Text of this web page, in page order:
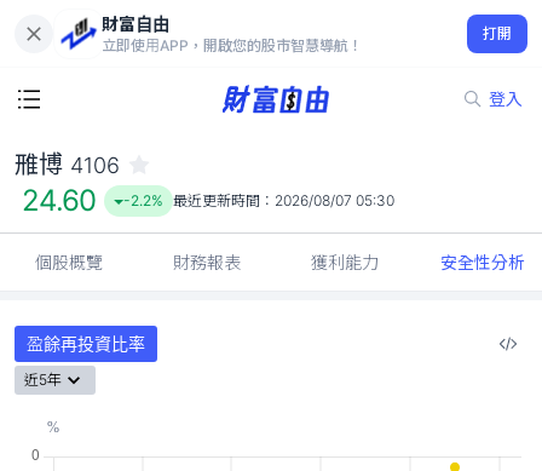
財富自由
立即使用APP，開啟您的股市智慧導航！
打開
登入
24.60
-2.2%
雃博 4106
24.60 -2.2% 最近更新時間： 2026/08/07 05:30
個股概覽 財務報表 獲利能力 安全性分析
盈餘再投資比率
近5年